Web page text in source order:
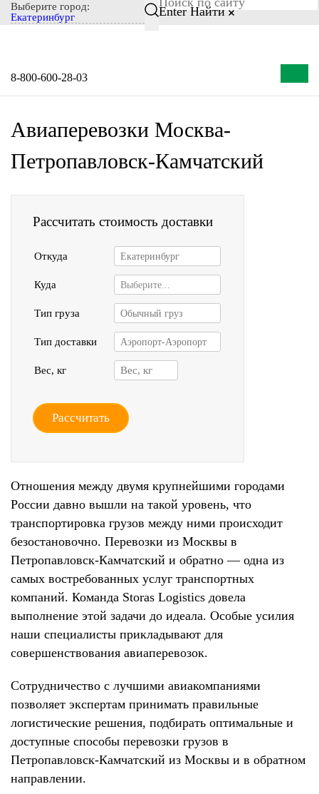
Выберите город:
Екатеринбург
Enter Найти
8-800-600-28-03
Авиаперевозки Москва-
Петропавловск-Камчатский
Рассчитать стоимость доставки
Откуда Екатеринбург
Куда Выберите...
Тип груза Обычный груз
Тип доставки Аэропорт-Аэропорт
Вес, кг
Рассчитать
Отношения между двумя крупнейшими городами
России давно вышли на такой уровень, что
транспортировка грузов между ними происходит
безостановочно. Перевозки из Москвы в
Петропавловск-Камчатский и обратно — одна из
самых востребованных услуг транспортных
компаний. Команда Storas Logistics довела
выполнение этой задачи до идеала. Особые усилия
наши специалисты прикладывают для
совершенствования авиаперевозок.
Сотрудничество с лучшими авиакомпаниями
позволяет экспертам принимать правильные
логистические решения, подбирать оптимальные и
доступные способы перевозки грузов в
Петропавловск-Камчатский из Москвы и в обратном
направлении.